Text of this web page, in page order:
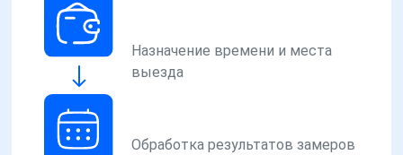
Назначение времени и места
выезда
Обработка результатов замеров